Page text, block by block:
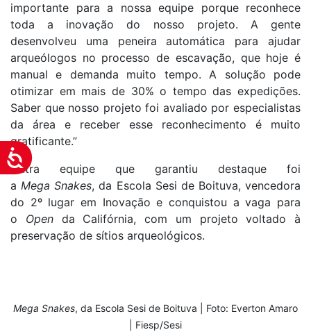
Acessibilidade
importante para a nossa equipe porque reconhece
toda a inovação do nosso projeto. A gente
desenvolveu uma peneira automática para ajudar
arqueólogos no processo de escavação, que hoje é
manual e demanda muito tempo. A solução pode
otimizar em mais de 30% o tempo das expedições.
Saber que nosso projeto foi avaliado por especialistas
da área e receber esse reconhecimento é muito
gratificante.”
Outra equipe que garantiu destaque foi
aMega Snakes, da Escola Sesi de Boituva, vencedora
do 2º lugar em Inovação e conquistou a vaga para
o Openda Califórnia, com um projeto voltado à
preservação de sítios arqueológicos.
Mega Snakes, da Escola Sesi de Boituva | Foto: Everton Amaro
| Fiesp/Sesi